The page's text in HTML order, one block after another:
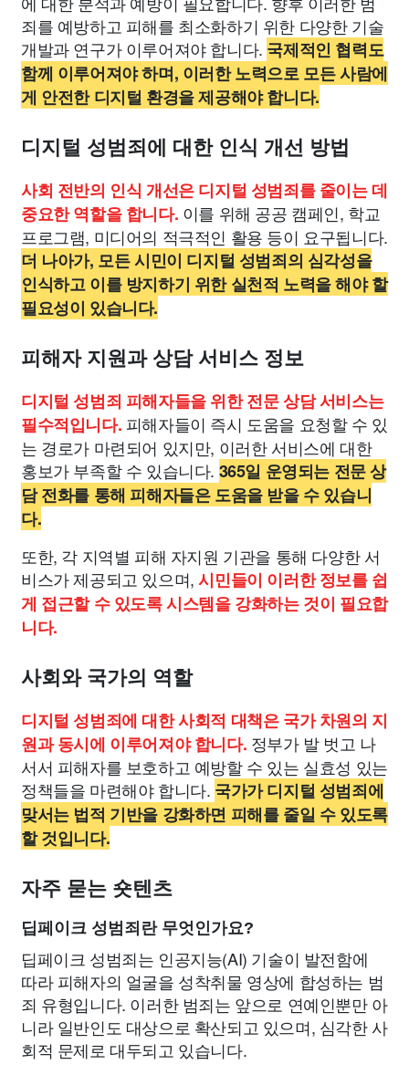
죄를 예방하고 피해를 최소화하기 위한 다양한 기술
개발과 연구가 이루어져야 합니다. 국제적인 협력도
함께 이루어져야 하며, 이러한 노력으로 모든 사람에
게 안전한 디지털 환경을 제공해야 합니다.
디지털 성범죄에 대한 인식 개선 방법
사회 전반의 인식 개선은 디지털 성범죄를 줄이는 데
중요한 역할을 합니다. 이를 위해 공공 캠페인, 학교
프로그램, 미디어의 적극적인 활용 등이 요구됩니다.
더 나아가, 모든 시민이 디지털 성범죄의 심각성을
인식하고 이를 방지하기 위한 실천적 노력을 해야 할
필요성이 있습니다.
피해자 지원과 상담 서비스 정보
디지털 성범죄 피해자들을 위한 전문 상담 서비스는
필수적입니다. 피해자들이 즉시 도움을 요청할 수 있
는 경로가 마련되어 있지만, 이러한 서비스에 대한
홍보가 부족할 수 있습니다. 365일 운영되는 전문 상
담 전화를 통해 피해자들은 도움을 받을 수 있습니
다.
또한, 각 지역별 피해 자지원 기관을 통해 다양한 서
비스가 제공되고 있으며,시민들이 이러한 정보를 쉽
게 접근할 수 있도록 시스템을 강화하는 것이 필요합
니다.
사회와 국가의 역할
디지털 성범죄에 대한 사회적 대책은 국가 차원의 지
원과 동시에 이루어져야 합니다. 정부가 발 벗고 나
서서 피해자를 보호하고 예방할 수 있는 실효성 있는
정책들을 마련해야 합니다. 국가가 디지털 성범죄에
맞서는 법적 기반을 강화하면 피해를 줄일 수 있도록
할 것입니다.
자주 묻는 숏텐츠
딥페이크 성범죄란 무엇인가요?
딥페이크 성범죄는 인공지능(AI) 기술이 발전함에
따라 피해자의 얼굴을 성착취물 영상에 합성하는 범
죄 유형입니다. 이러한 범죄는 앞으로 연예인뿐만 아
니라 일반인도 대상으로 확산되고 있으며, 심각한 사
회적 문제로 대두되고 있습니다.